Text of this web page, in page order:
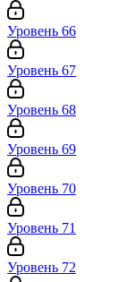
Уровень 66
Уровень 67
Уровень 68
Уровень 69
Уровень 70
Уровень 71
Уровень 72